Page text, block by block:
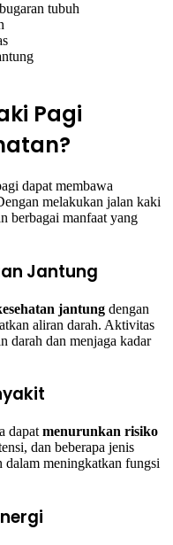
tubuh
Pagi
dapat membawa
melakukan jalan kaki
berbagai manfaat yang
Jantung
jantung dengan
aliran darah. Aktivitas
darah dan menjaga kadar
dapat menurunkan risiko
dan beberapa jenis
meningkatkan fungsi